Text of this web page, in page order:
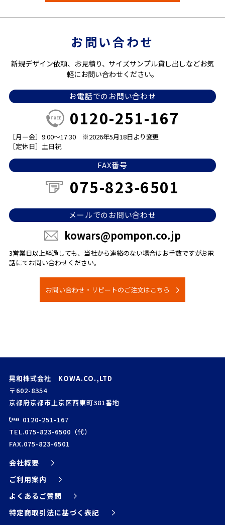
お問い合わせ
新規デザイン依頼、お見積り、サイズサンプル貸し出しなどお気
軽にお問い合わせください。
お電話でのお問い合わせ
0120-251-167
［月ー金］9:00～17:30
※2026年5月18日より変更
［定休日］土日祝
FAX番号
075-823-6501
メールでのお問い合わせ
kowars@pompon.co.jp
3営業日以上経過しても、当社から連絡のない場合はお手数ですがお電
話にてお問い合わせください。
お問い合わせ・リピートのご注文はこちら
晃和株式会社 KOWA.CO.,LTD
〒602-8354
京都府京都市上京区西東町381番地
0120-251-167
TEL.075-823-6500（代）
FAX.075-823-6501
会社概要
ご利用案内
よくあるご質問
特定商取引法に基づく表記